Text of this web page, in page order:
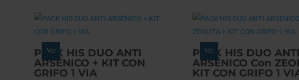
PACK HIS DUO ANTI
ARSÉNICO + KIT CON
GRIFO 1 VIA
Ver
PACK HIS DUO ANTI
ARSÉNICO Con
KIT CON GRIFO 1
Ver